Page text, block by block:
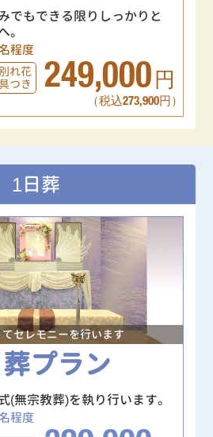
でもできる限りしっかりと
。
名程度
れ花
つき
249,000 円
（税込273,900円）
1日葬
セレモニーを行います
プラン
(無宗教葬)を執り行います。
名程度